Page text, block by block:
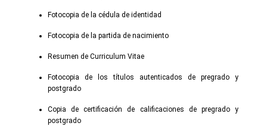
Fotocopia de la cédula de identidad
Fotocopia de la partida de nacimiento
Resumen de Curriculum Vitae
Fotocopia de los títulos autenticados de pregrado y
postgrado
Copia de certificación de calificaciones de pregrado y
postgrado